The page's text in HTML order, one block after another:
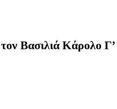
Βασιλιά Κάρολο Γ’